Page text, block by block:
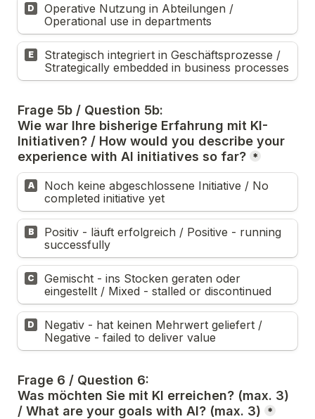
D
Operative Nutzung in Abteilungen /
Operational use in departments
E
Strategisch integriert in Geschäftsprozesse /
Strategically embedded in business processes
Frage 5b / Question 5b:
Wie war Ihre bisherige Erfahrung mit KI-
Initiativen? / How would you describe your
experience with AI initiatives so far? *
A
Noch keine abgeschlossene Initiative / No
completed initiative yet
B
Positiv - läuft erfolgreich / Positive - running
successfully
C
Gemischt - ins Stocken geraten oder
eingestellt / Mixed - stalled or discontinued
D
Negativ - hat keinen Mehrwert geliefert /
Negative - failed to deliver value
Frage 6 / Question 6:
Was möchten Sie mit KI erreichen? (max. 3)
/ What are your goals with AI? (max. 3)
*